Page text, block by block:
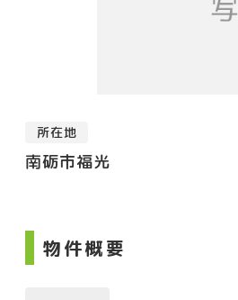
所在地
南砺市福光
物件概要